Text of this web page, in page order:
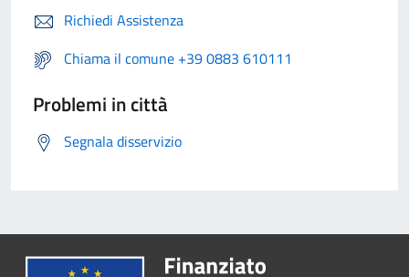
Richiedi Assistenza
Chiama il comune +39 0883 610111
Problemi in città
Segnala disservizio